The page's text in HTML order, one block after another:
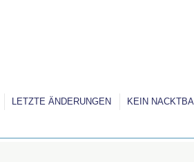
LETZTE ÄNDERUNGEN KEIN